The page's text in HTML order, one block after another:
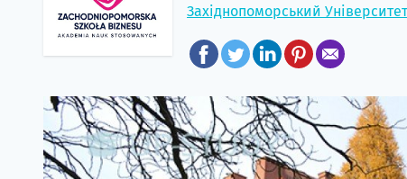
Західнопоморський